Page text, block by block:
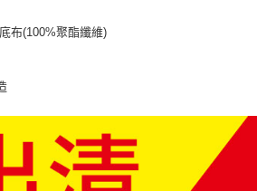
布(100%聚酯纖維)